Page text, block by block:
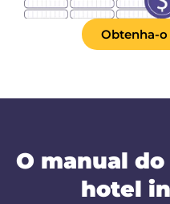
Obtenha-
O manual
hotel